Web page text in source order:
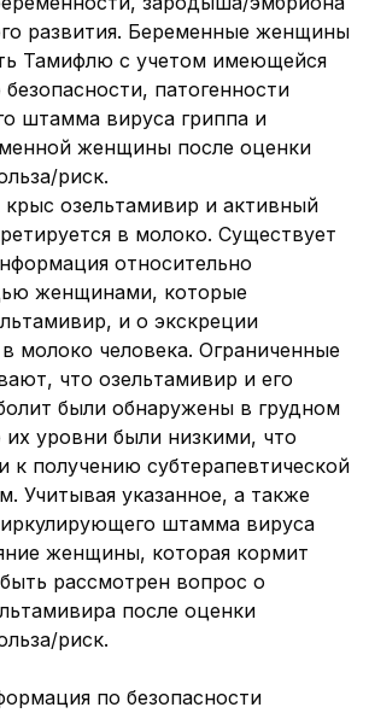
развития. Беременные женщины
Тамифлю с учетом имеющейся
патогенности
штамма вируса гриппа и
женщины после оценки
риск.
озельтамивир и активный
в молоко. Существует
относительно
женщинами, которые
и о экскреции
молоко человека. Ограниченные
что озельтамивир и его
были обнаружены в грудном
уровни были низкими, что
к получению субтерапевтической
Учитывая указанное, а также
штамма вируса
женщины, которая кормит
рассмотрен вопрос о
после оценки
риск.
по безопасности